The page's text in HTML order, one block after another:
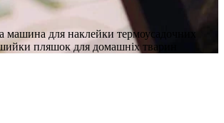
машина для наклейки термоусадочних
пляшок для домашніх тварин